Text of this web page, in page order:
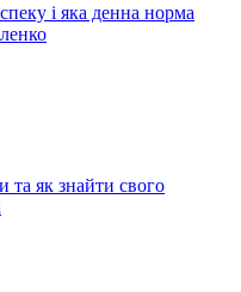
і яка денна норма
та як знайти свого